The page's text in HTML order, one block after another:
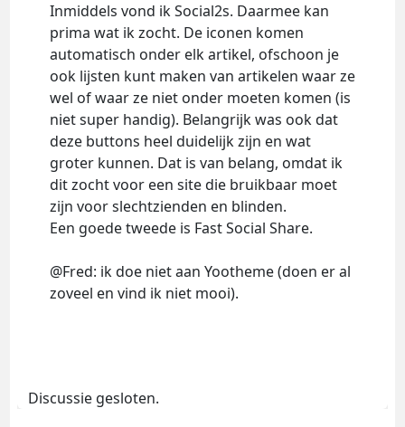
Inmiddels vond ik Social2s. Daarmee kan
prima wat ik zocht. De iconen komen
automatisch onder elk artikel, ofschoon je
ook lijsten kunt maken van artikelen waar ze
wel of waar ze niet onder moeten komen (is
niet super handig). Belangrijk was ook dat
deze buttons heel duidelijk zijn en wat
groter kunnen. Dat is van belang, omdat ik
dit zocht voor een site die bruikbaar moet
zijn voor slechtzienden en blinden.
Een goede tweede is Fast Social Share.
@Fred: ik doe niet aan Yootheme (doen er al
zoveel en vind ik niet mooi).
Discussie gesloten.